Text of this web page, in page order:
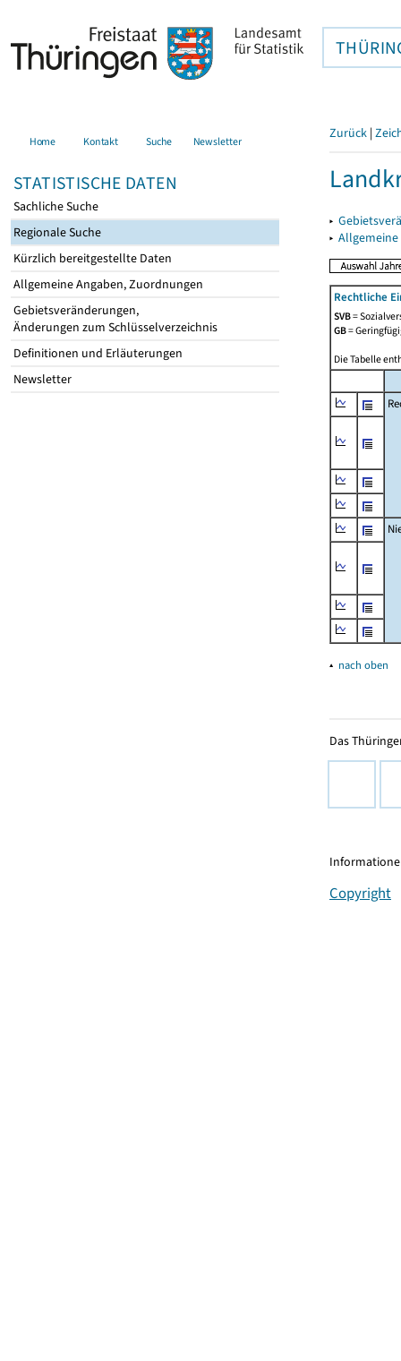
Home Kontakt Suche Newsletter
STATISTISCHE DATEN
Sachliche Suche
Regionale Suche
Kürzlich bereitgestellte Daten
Allgemeine Angaben, Zuordnungen
Gebietsveränderungen,
Änderungen zum Schlüsselverzeichnis
Definitionen und Erläuterungen
Newsletter
Zurück |
▸
▸
Rechtliche
SVB=
GB=
Die Tabelle
▴ nach oben
Das
Copyright